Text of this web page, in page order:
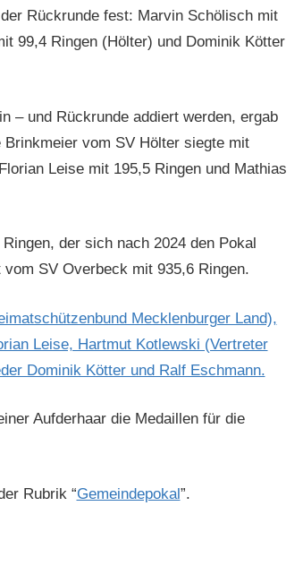
Rück­runde fest: Mar­vin Schölisch mit
99,4 Rin­gen (Höl­ter) und Dominik Köt­ter
– und Rück­runde addiert wer­den, ergab
vom SV Höl­ter siegte mit
Leise mit 195,5 Rin­gen und Math­ias
der sich nach 2024 den Pokal
SV Over­beck mit 935,6 Ringen.
Aufder­haar die Medaillen für die
Rubrik “Gemein­de­pokal”.